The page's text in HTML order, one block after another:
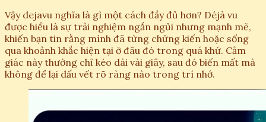
Vậy dejavu nghĩa là gì một cách đầy đủ hơn? Déjà vu
được hiểu là sự trải nghiệm ngắn ngủi nhưng mạnh mẽ,
khiến bạn tin rằng mình đã từng chứng kiến hoặc sống
qua khoảnh khắc hiện tại ở đâu đó trong quá khứ. Cảm
giác này thường chỉ kéo dài vài giây, sau đó biến mất mà
không để lại dấu vết rõ ràng nào trong trí nhớ.